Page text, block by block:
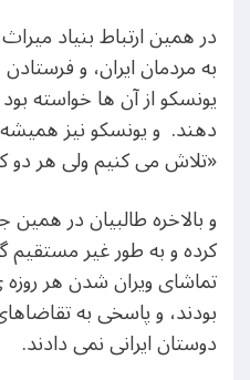
در همین ارتباط بنیاد
به مردمان ایران، و
یونسکو از آن ها خواسته
دهند. و یونسکو نیز
«تلاش می کنیم ولی هر دو
و بالاخره طالبیان در
کرده و به طور غیر
تماشای ویران شدن هر
بودند، و پاسخی به
دوستان ایرانی نمی دادند.